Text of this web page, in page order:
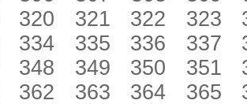
320 321 322 323
334 335 336 337
348 349 350 351
362 363 364 365